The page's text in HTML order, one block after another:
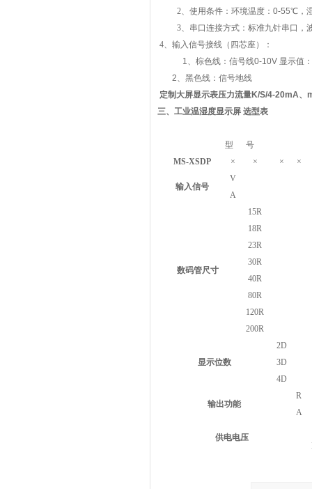
2、使用条件：环境温度： 0-55℃ ，
3、串口连接方式：标准九针串口，
4、输入信号接线（四芯座）：
1、棕色线：信号线0-10V 显示值：
2、黑色线：信号地线
定制大屏显示表压力流量K/S/4-20mA、
三、 工业温湿度显示屏 选型表
型
号
MS-XSDP
× × × ×
输入信号
V
A
数码管尺寸
15R
18R
23R
30R
40R
80R
120R
200R
显示位数
2D
3D
4D
输出功能
R
A
供电电压